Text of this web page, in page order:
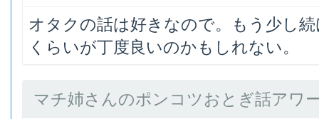
オタクの話は好きなので。もう少し
くらいが丁度良いのかもしれない。
マチ姉さんのポンコツおとぎ話アワ